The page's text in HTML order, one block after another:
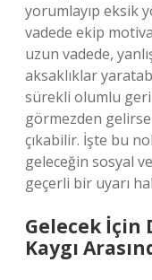
yorumlayıp eksik
vadede ekip
uzun vadede,
aksaklıklar
sürekli olumlu
görmezden
çıkabilir. İşte bu
geleceğin sosyal
geçerli bir uyarı
Gelecek İçin
Kaygı